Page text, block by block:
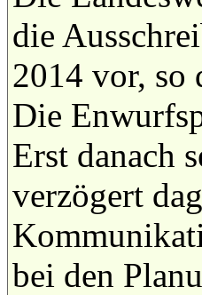
die
2014 vor, so
Die
Erst danach
verzögert
bei den